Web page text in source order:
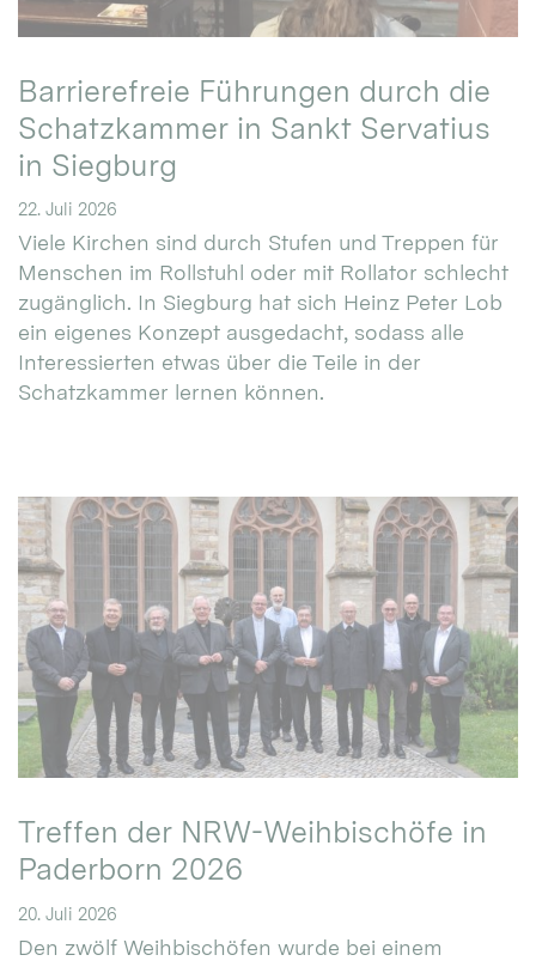
Barrierefreie Führungen durch die
Schatzkammer in Sankt Servatius
in Siegburg
22. Juli 2026
Viele Kirchen sind durch Stufen und Treppen für
Menschen im Rollstuhl oder mit Rollator schlecht
zugänglich. In Siegburg hat sich Heinz Peter Lob
ein eigenes Konzept ausgedacht, sodass alle
Interessierten etwas über die Teile in der
Schatzkammer lernen können.
Treffen der NRW-Weihbischöfe in
Paderborn 2026
20. Juli 2026
Den zwölf Weihbischöfen wurde bei einem